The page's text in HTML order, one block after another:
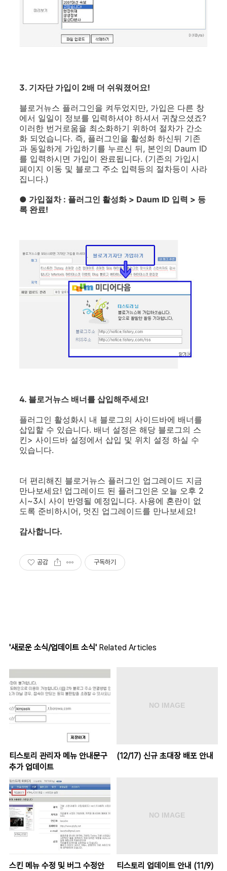
3. 기자단 가입이 2배 더 쉬워졌어요!
블로거뉴스 플러그인을 켜두었지만, 가입은 다른 창
에서 일일이 정보를 입력하셔야 하셔서 귀찮으셨죠?
이러한 번거로움을 최소화하기 위하여 절차가 간소
화 되었습니다. 즉, 플러그인을 활성화 하신뒤 기존
과 동일하게 가입하기를 누르신 뒤, 본인의 Daum ID
를 입력하시면 가입이 완료됩니다. (기존의 가입시
페이지 이동 및 블로그 주소 입력등의 절차등이 사라
집니다.)
● 가입절차 : 플러그인 활성화 > Daum ID 입력 > 등
록 완료!
4. 블로거뉴스 배너를 삽입해주세요!
플러그인 활성화시 내 블로그의 사이드바에 배너를
삽입할 수 있습니다. 배너 설정은 해당 블로그의 스
킨> 사이드바 설정에서 삽입 및 위치 설정 하실 수
있습니다.
더 편리해진 블로거뉴스 플러그인 업그레이드 지금
만나보세요! 업그레이드 된 플러그인은 오늘 오후 2
시~3시 사이 반영될 예정입니다. 사용에 혼란이 없
도록 준비하시어, 멋진 업그레이드를 만나보세요!
감사합니다.
공감 구독하기
'새로운 소식/업데이트 소식' Related Articles
티스토리 관리자 메뉴 안내문구
추가 업데이트
(12/17) 신규 초대장 배포 안내
스킨 메뉴 수정 및 버그 수정안 티스토리 업데이트 안내 (11/9)